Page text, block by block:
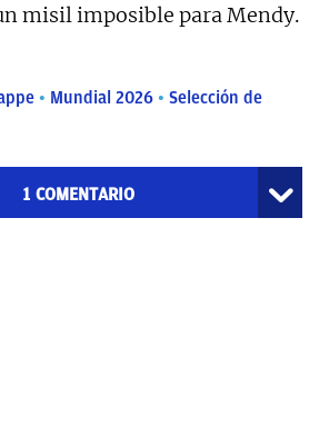
misil imposible para Mendy.
Mundial 2026
Selección de
1 COMENTARIO